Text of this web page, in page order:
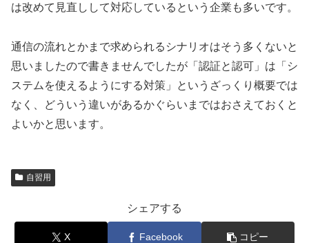
は改めて見直しして対応しているという企業も多いです。
通信の流れとかまで求められるシナリオはそう多くないと
思いましたので書きませんでしたが「認証と認可」は「シ
ステムを使えるようにする対策」というざっくり概要では
なく、どういう違いがあるかぐらいまではおさえておくと
よいかと思います。
自習用
シェアする
X Facebook コピー